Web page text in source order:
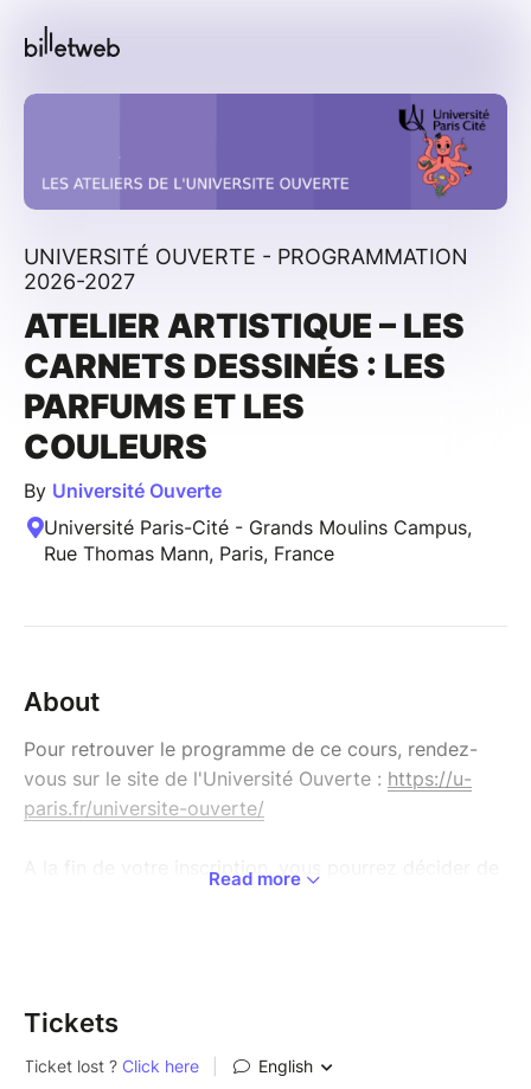
UNIVERSITÉ OUVERTE - PROGRAMMATION
2026-2027
ATELIER ARTISTIQUE – LES
CARNETS DESSINÉS : LES
PARFUMS ET LES
COULEURS
By Université Ouverte
Université Paris-Cité - Grands Moulins Campus,
Rue Thomas Mann, Paris, France
About
Pour retrouver le programme de ce cours, rendez-
vous sur le site de l'Université Ouverte : https://u-
paris.fr/universite-ouverte/
A la fin de votre inscription, vous pourrez décider de
l’Université
L'Instagram de l'Université Ouverte
Read more
Tickets